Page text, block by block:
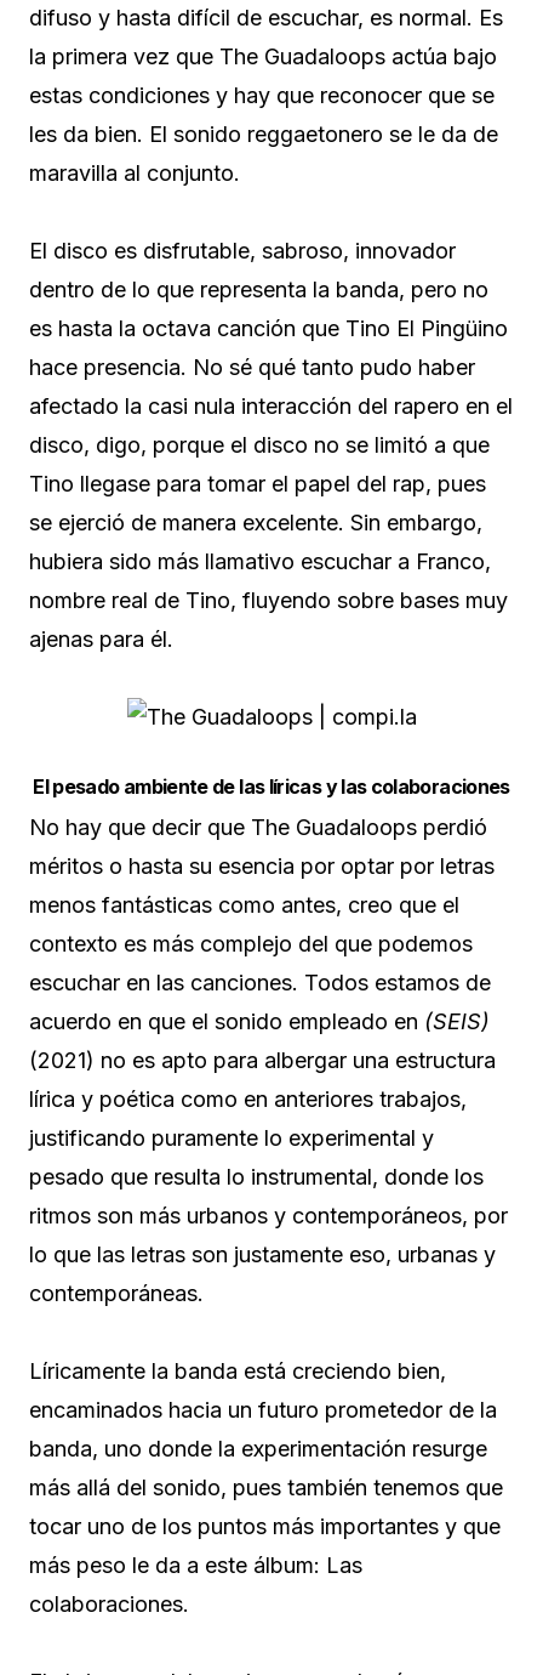
difuso y hasta difícil de escuchar, es normal. Es
la primera vez que The Guadaloops actúa bajo
estas condiciones y hay que reconocer que se
les da bien. El sonido reggaetonero se le da de
maravilla al conjunto.
El disco es disfrutable, sabroso, innovador
dentro de lo que representa la banda, pero no
es hasta la octava canción que Tino El Pingüino
hace presencia. No sé qué tanto pudo haber
afectado la casi nula interacción del rapero en el
disco, digo, porque el disco no se limitó a que
Tino llegase para tomar el papel del rap, pues
se ejerció de manera excelente. Sin embargo,
hubiera sido más llamativo escuchar a Franco,
nombre real de Tino, fluyendo sobre bases muy
ajenas para él.
El pesado ambiente de las líricasy las colaboraciones
No hay que decir que The Guadaloops perdió
méritos o hasta su esencia por optar por letras
menos fantásticas como antes, creo que el
contexto es más complejo del que podemos
escuchar en las canciones. Todos estamos de
acuerdo en que el sonido empleado en (SEIS)
(2021) no es apto para albergar una estructura
lírica y poética como en anteriores trabajos,
justificando puramente lo experimental y
pesado que resulta lo instrumental, donde los
ritmos son más urbanos y contemporáneos, por
lo que las letras son justamente eso, urbanas y
contemporáneas.
Líricamente la banda está creciendo bien,
encaminados hacia un futuro prometedor de la
banda, uno donde la experimentación resurge
más allá del sonido, pues también tenemos que
tocar uno de los puntos más importantes y que
más peso le da a este álbum: Las
colaboraciones.